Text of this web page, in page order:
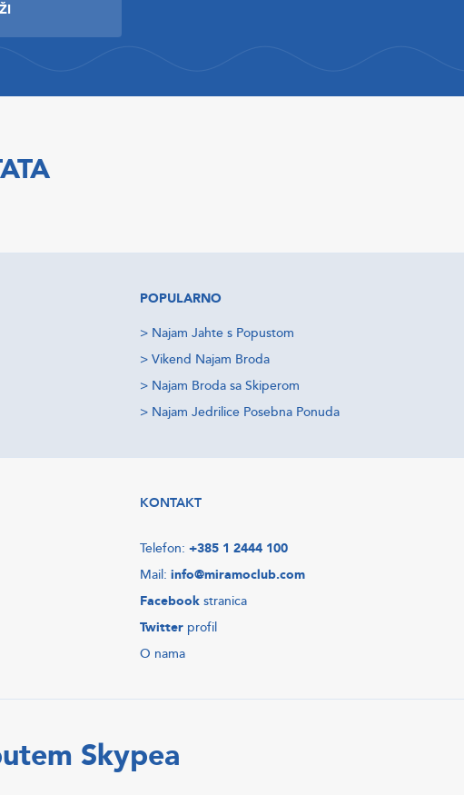
POPULARNO
> Najam Jahte s Popustom
> Vikend Najam Broda
> Najam Broda sa Skiperom
> Najam Jedrilice Posebna Ponuda
KONTAKT
Telefon: +385 1 2444 100
Mail: info@miramoclub.com
Facebook stranica
Twitter profil
O nama
Skypea